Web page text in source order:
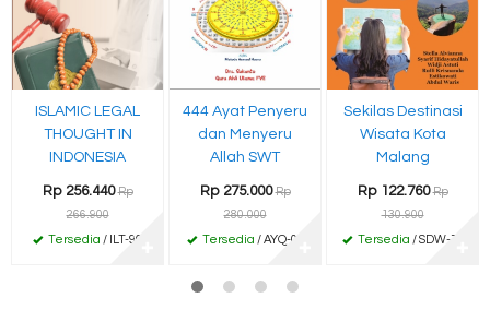
ISLAMIC LEGAL
THOUGHT IN
INDONESIA
Rp 256.440 Rp
266.900
Tersedia / ILT-96
444 Ayat Penyeru
dan Menyeru
Allah SWT
Rp 275.000 Rp
280.000
Tersedia / AYQ-02
Sekilas Destinasi
Wisata Kota
Malang
Rp 122.760 Rp
130.900
Tersedia / SDW-78